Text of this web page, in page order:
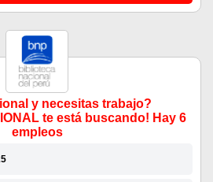
y necesitas trabajo?
te está buscando! Hay 6
empleos